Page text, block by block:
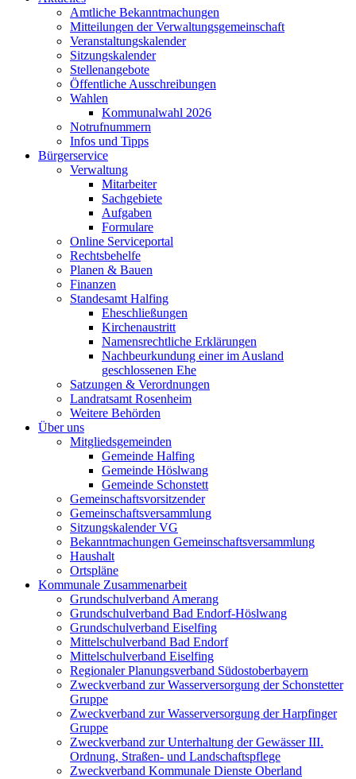
Amtliche Bekanntmachungen
Mitteilungen der Verwaltungsgemeinschaft
Veranstaltungskalender
Sitzungskalender
Stellenangebote
Öffentliche Ausschreibungen
Wahlen
Kommunalwahl 2026
Notrufnummern
Infos und Tipps
Bürgerservice
Verwaltung
Mitarbeiter
Sachgebiete
Aufgaben
Formulare
Online Serviceportal
Rechtsbehelfe
Planen & Bauen
Finanzen
Standesamt Halfing
Eheschließungen
Kirchenaustritt
Namensrechtliche Erklärungen
Nachbeurkundung einer im Ausland
geschlossenen Ehe
Satzungen & Verordnungen
Landratsamt Rosenheim
Weitere Behörden
Über uns
Mitgliedsgemeinden
Gemeinde Halfing
Gemeinde Höslwang
Gemeinde Schonstett
Gemeinschaftsvorsitzender
Gemeinschaftsversammlung
Sitzungskalender VG
Bekanntmachungen Gemeinschaftsversammlung
Haushalt
Ortspläne
Kommunale Zusammenarbeit
Grundschulverband Amerang
Grundschulverband Bad Endorf-Höslwang
Grundschulverband Eiselfing
Mittelschulverband Bad Endorf
Mittelschulverband Eiselfing
Regionaler Planungsverband Südostoberbayern
Zweckverband zur Wasserversorgung der Schonstetter
Gruppe
Zweckverband zur Wasserversorgung der Harpfinger
Gruppe
Zweckverband zur Unterhaltung der Gewässer III.
Ordnung, Straßen- und Landschaftspflege
Zweckverband Kommunale Dienste Oberland